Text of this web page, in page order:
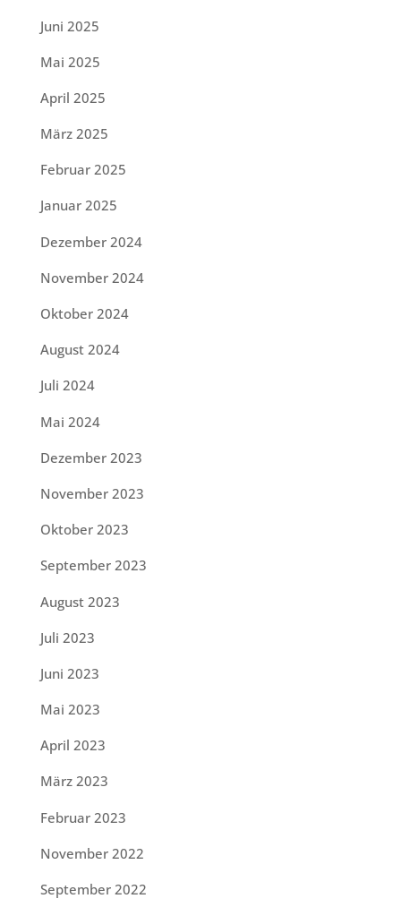
Juni 2025
Mai 2025
April 2025
März 2025
Februar 2025
Januar 2025
Dezember 2024
November 2024
Oktober 2024
August 2024
Juli 2024
Mai 2024
Dezember 2023
November 2023
Oktober 2023
September 2023
August 2023
Juli 2023
Juni 2023
Mai 2023
April 2023
März 2023
Februar 2023
November 2022
September 2022